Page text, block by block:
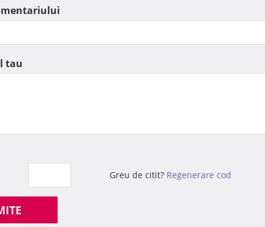
tau
Greu de citit? Regenerare cod